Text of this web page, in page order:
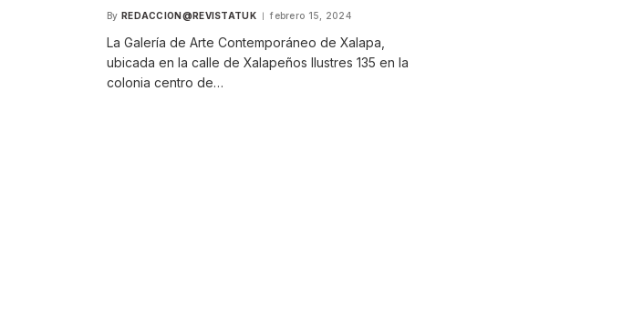
By REDACCION@REVISTATUK febrero 15, 2024
La Galería de Arte Contemporáneo de Xalapa,
ubicada en la calle de Xalapeños Ilustres 135 en la
colonia centro de…